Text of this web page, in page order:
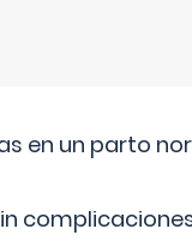
en un parto